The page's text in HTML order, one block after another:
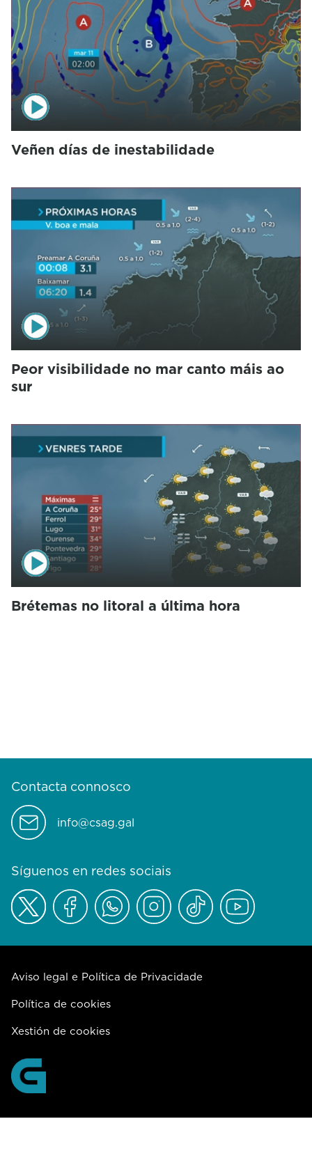
Veñen días de inestabilidade
Peor visibilidade no mar canto máis ao
sur
Brétemas no litoral a última hora
Contacta connosco
info@csag.gal
Síguenos en redes sociais
Aviso legal e Política de Privacidade
Política de cookies
Xestión de cookies